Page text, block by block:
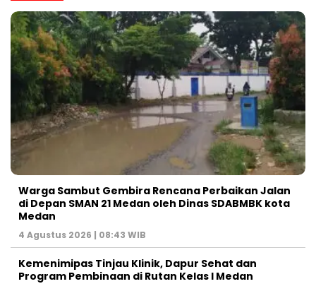
Warga Sambut Gembira Rencana Perbaikan Jalan
di Depan SMAN 21 Medan oleh Dinas SDABMBK kota
Medan
4 Agustus 2026 | 08:43 WIB
Kemenimipas Tinjau Klinik, Dapur Sehat dan
Program Pembinaan di Rutan Kelas I Medan